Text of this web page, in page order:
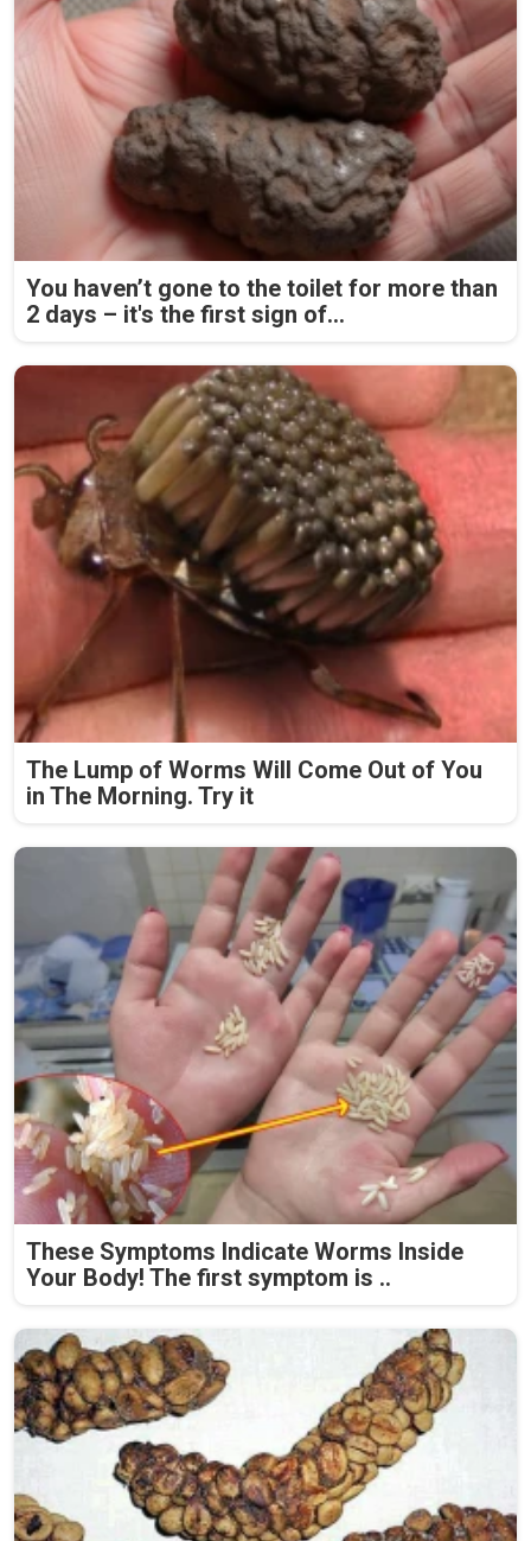
You haven’t gone to the toilet for more than
2 days – it's the first sign of...
The Lump of Worms Will Come Out of You
in The Morning. Try it
These Symptoms Indicate Worms Inside
Your Body! The first symptom is ..